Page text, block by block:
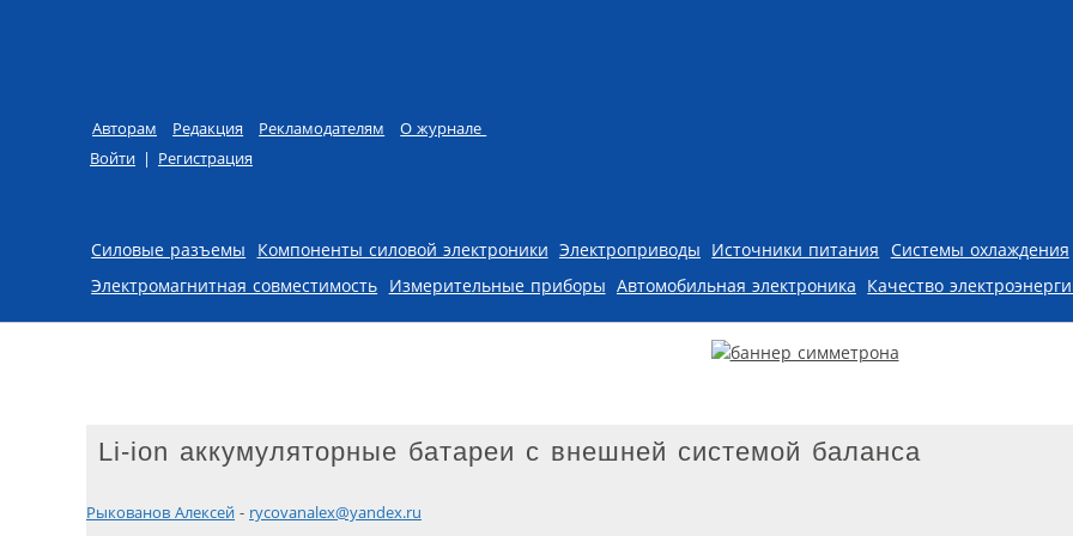
Авторам Редакция Рекламодателям
О журнале
Войти | Регистрация
Skip to content
Силовые разъемы Компоненты силовой электроники Электроприводы Источники питания Системы охлаждения
Электромагнитная совместимость Измерительные приборы Автомобильная электроника Качество
Li-ion аккумуляторные батареи с внешней системой баланса
Рыкованов Алексей - rycovanalex@yandex.ru